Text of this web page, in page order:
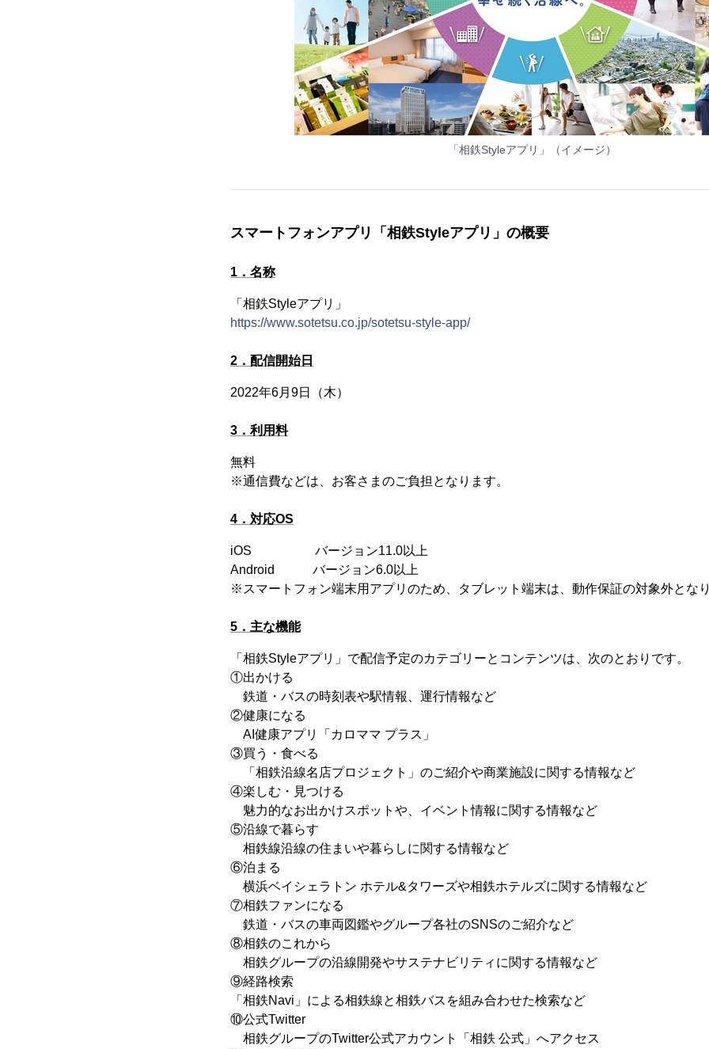
「相鉄Styleアプリ」（イメージ）
スマートフォンアプリ「相鉄Styleアプリ」の概要
1．名称
「相鉄Styleアプリ」
https://www.sotetsu.co.jp/sotetsu-style-app/
2．配信開始日
2022年6月9日（木）
3．利用料
無料
※通信費などは、お客さまのご負担となります。
4．対応OS
iOS バージョン11.0以上
Android バージョン6.0以上
※スマートフォン端末用アプリのため、タブレット端末は、動作保証の対象外とな
5．主な機能
「相鉄Styleアプリ」で配信予定のカテゴリーとコンテンツは、次のとおりです。
①出かける
鉄道・バスの時刻表や駅情報、運行情報など
②健康になる
AI健康アプリ「カロママ プラス」
③買う・食べる
「相鉄沿線名店プロジェクト」のご紹介や商業施設に関する情報など
④楽しむ・見つける
魅力的なお出かけスポットや、イベント情報に関する情報など
⑤沿線で暮らす
相鉄線沿線の住まいや暮らしに関する情報など
⑥泊まる
横浜ベイシェラトン ホテル&タワーズや相鉄ホテルズに関する情報など
⑦相鉄ファンになる
鉄道・バスの車両図鑑やグループ各社のSNSのご紹介など
⑧相鉄のこれから
相鉄グループの沿線開発やサステナビリティに関する情報など
⑨経路検索
「相鉄Navi」による相鉄線と相鉄バスを組み合わせた検索など
⑩公式Twitter
相鉄グループのTwitter公式アカウント「相鉄 公式」へアクセス